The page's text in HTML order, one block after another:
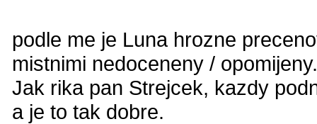
podle me je Luna hrozne
mistnimi nedoceneny /
Jak rika pan Strejcek, kazdy
a je to tak dobre.